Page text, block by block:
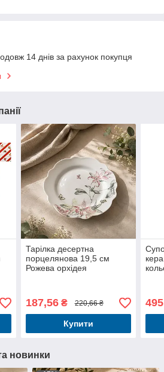
14 днів за рахунок покупця
Тарілка десертна
порцелянова 19,5 см
Рожева орхідея
187,56₴ 220,66 ₴
Купити
новинки